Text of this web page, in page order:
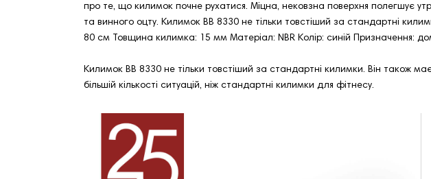
про те, що килимок почне рухатися. Міцна, нековзна поверхня полегшує
та винного оцту. Килимок BB 8330 не тільки товстіший за стандартні
80 см Товщина килимка: 15 мм Матеріал: NBR Колір: синій Призначення:
Килимок BB 8330 не тільки товстіший за стандартні килимки. Він також
більшій кількості ситуацій, ніж стандартні килимки для фітнесу.